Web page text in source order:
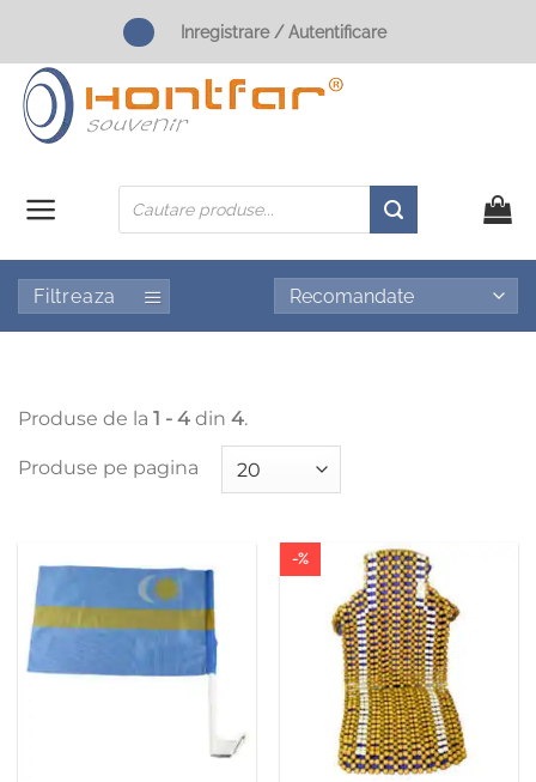
content
Inregistrare / Autentificare
Products
search
Filtreaza
Produse de la 1 - 4 din 4.
Produse pe pagina
-%